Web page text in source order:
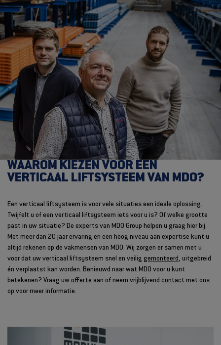
WAAROM KIEZEN VOOR EEN
VERTICAAL LIFTSYSTEEM VAN MDO?
Een verticaal liftsysteem is voor vele situaties een ideale oplossing.
Twijfelt u of een verticaal liftsysteem iets voor u is? Of welke grootte
past in uw situatie? De experts van MDO Group helpen u graag hier bij.
Met meer dan 20 jaar ervaring en een hoog niveau aan expertise kunt u
altijd rekenen op de vakmensen van MDO. Wij zorgen er samen met u
voor dat uw verticaal liftsysteem snel en veilig gemonteerd, uitgebreid
én verplaatst kan worden. Benieuwd naar wat MDO voor u kunt
betekenen? Vraag uw offerte aan of neem vrijblijvend contact met ons
op voor meer informatie.